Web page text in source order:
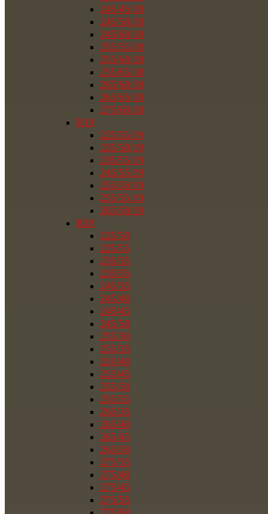
245/45/18
245/50/18
245/60/18
255/55/18
255/60/18
255/65/18
265/60/18
265/65/18
275/60/18
R19
225/55/19
235/50/19
235/55/19
245/55/19
255/50/19
255/55/19
265/50/19
R20
225/50
225/55
235/35
235/55
245/35
245/40
245/45
245/50
255/30
255/35
255/40
255/45
255/50
255/55
265/35
265/40
265/45
265/50
275/35
275/40
275/45
275/55